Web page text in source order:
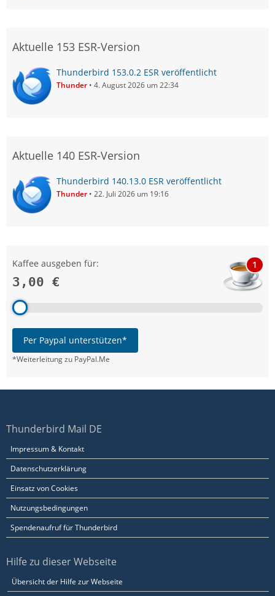
Aktuelle 153 ESR-Version
Thunderbird 153.0.2 ESR veröffentlicht
Thunder 4. August 2026 um 22:34
Aktuelle 140 ESR-Version
Thunderbird 140.13.0 ESR veröffentlicht
Thunder 22. Juli 2026 um 19:16
Kaffee ausgeben für:
3,00 €
1
Per Paypal unterstützen*
*Weiterleitung zu PayPal.Me
Thunderbird Mail DE
Impressum & Kontakt
Datenschutzerklärung
Einsatz von Cookies
Nutzungsbedingungen
Spendenaufruf für Thunderbird
Hilfe zu dieser Webseite
Übersicht der Hilfe zur Webseite